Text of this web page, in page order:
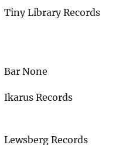
Tiny Library Records
Bar None
Ikarus Records
Lewsberg Records